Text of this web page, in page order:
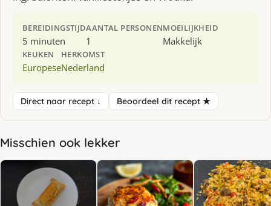
BEREIDINGSTIJD
5 minuten
AANTAL PERSONEN
1
MOEILIJKHEID
Makkelijk
KEUKEN
Europese
HERKOMST
Nederland
Direct naar recept ↓ Beoordeel dit recept ★
Misschien ook lekker